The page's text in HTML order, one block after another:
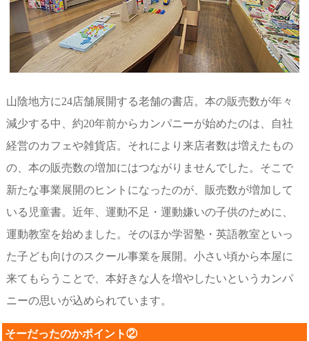
山陰地方に24店舗展開する老舗の書店。本の販売数が年々
減少する中、約20年前からカンパニーが始めたのは、自社
経営のカフェや雑貨店。それにより来店者数は増えたもの
の、本の販売数の増加にはつながりませんでした。そこで
新たな事業展開のヒントになったのが、販売数が増加して
いる児童書。近年、運動不足・運動嫌いの子供のために、
運動教室を始めました。そのほか学習塾・英語教室といっ
た子ども向けのスクール事業を展開。小さい頃から本屋に
来てもらうことで、本好きな人を増やしたいというカンパ
ニーの思いが込められています。
そーだったのかポイント②